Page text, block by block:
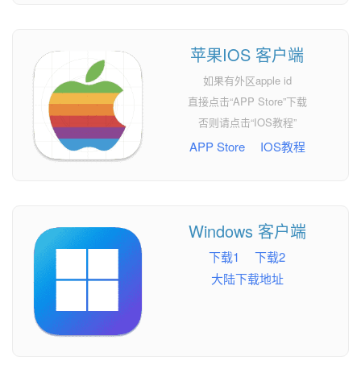
苹果IOS 客户端
如果有外区apple id
直接点击“APP Store”下载
否则请点击“IOS教程”
APP Store IOS教程
Windows 客户端
下载1
下载2
大陆下载地址